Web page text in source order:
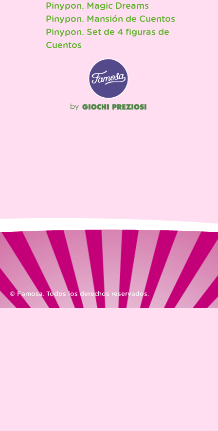
Pinypon. Magic Dreams
Pinypon. Mansión de Cuentos
Pinypon. Set de 4 figuras de
Cuentos
© Famosa. Todos los derechos reservados.